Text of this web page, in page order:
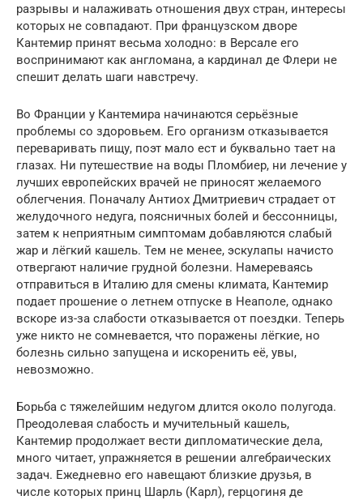
разрывы и налаживать отношения двух стран, интересы
которых не совпадают. При французском дворе
Кантемир принят весьма холодно: в Версале его
воспринимают как англомана, а кардинал де Флери не
спешит делать шаги навстречу.
Во Франции у Кантемира начинаются серьёзные
проблемы со здоровьем. Его организм отказывается
переваривать пищу, поэт мало ест и буквально тает на
глазах. Ни путешествие на воды Пломбиер, ни лечение у
лучших европейских врачей не приносят желаемого
облегчения. Поначалу Антиох Дмитриевич страдает от
желудочного недуга, поясничных болей и бессонницы,
затем к неприятным симптомам добавляются слабый
жар и лёгкий кашель. Тем не менее, эскулапы начисто
отвергают наличие грудной болезни. Намереваясь
отправиться в Италию для смены климата, Кантемир
подает прошение о летнем отпуске в Неаполе, однако
вскоре из-за слабости отказывается от поездки. Теперь
уже никто не сомневается, что поражены лёгкие, но
болезнь сильно запущена и искоренить её, увы,
невозможно.
Борьба с тяжелейшим недугом длится около полугода.
Преодолевая слабость и мучительный кашель,
Кантемир продолжает вести дипломатические дела,
много читает, упражняется в решении алгебраических
задач. Ежедневно его навещают близкие друзья, в
числе которых принц Шарль (Карл), герцогиня де